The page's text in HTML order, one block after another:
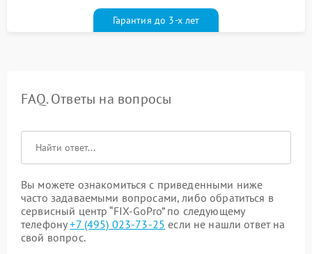
Гарантия до 3-х лет
FAQ. Ответы на вопросы
Вы можете ознакомиться с приведенными ниже
часто задаваемыми вопросами, либо обратиться в
сервисный центр “FIX-GoPro” по следующему
телефону+7 (495) 023-73-25 если не нашли ответ на
свой вопрос.